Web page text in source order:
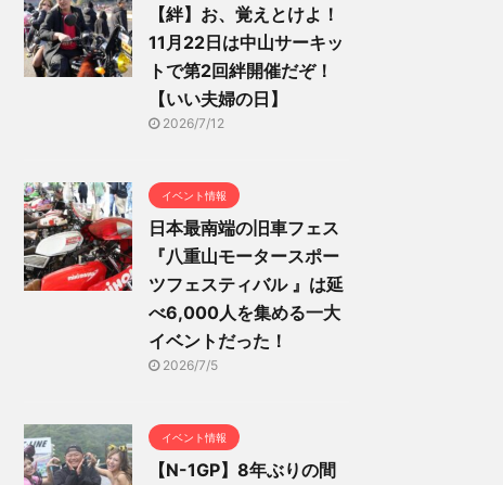
【絆】お、覚えとけよ！
11月22日は中山サーキッ
トで第2回絆開催だぞ！
【いい夫婦の日】
2026/7/12
イベント情報
日本最南端の旧車フェス
『八重山モータースポー
ツフェスティバル 』は延
べ6,000人を集める一大
イベントだった！
2026/7/5
イベント情報
【N-1GP】8年ぶりの間